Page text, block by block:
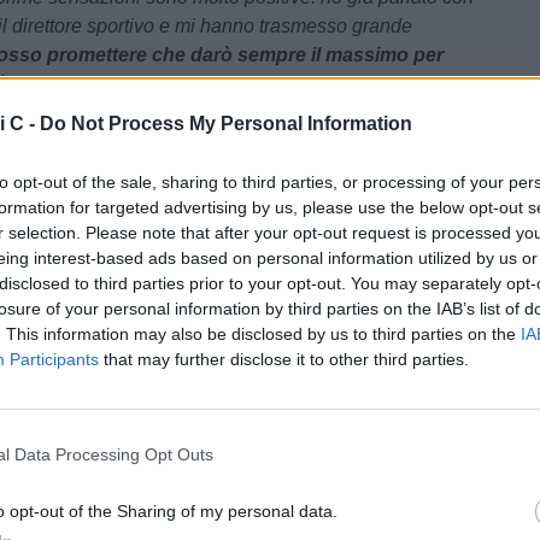
C - Do Not Process My Personal Information
opt-out of the sale, sharing to third parties, or processing of your
for targeted advertising by us, please use the below opt-out
selection. Please note that after your opt-out request is processed
interest-based ads based on personal information utilized by us
to third parties prior to your opt-out. You may separately
of your personal information by third parties on the IAB’s list of
This information may also be disclosed by us to third parties on the
Participants that may further disclose it to other third parties.
Data Processing Opt Outs
opt-out of the Sharing of my personal data.
direttore sportivo e mi hanno trasmesso grande
promettere che darò sempre il massimo per
e per il raggiungimento dei nostri obiettivi”.
Tweet